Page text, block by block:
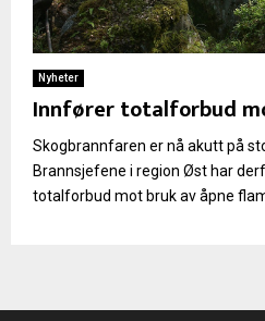
Nyheter
Innfører totalforbud
Skogbrannfaren er nå akutt på
Brannsjefene i region Øst har
totalforbud mot bruk av åpne